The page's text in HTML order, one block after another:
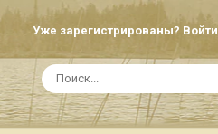
Уже зарегистрированы? Войти